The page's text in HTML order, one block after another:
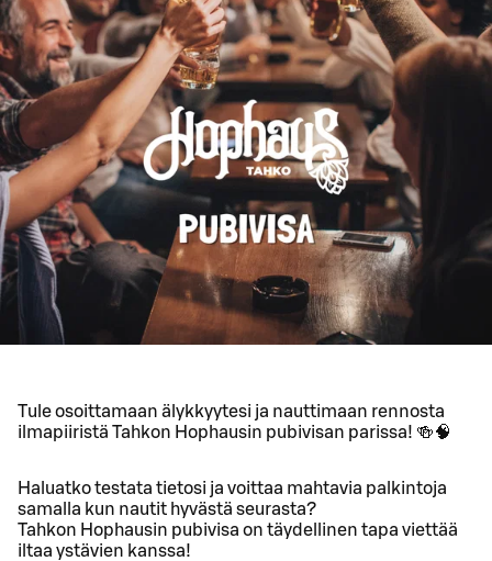
Tule osoittamaan älykkyytesi ja nauttimaan rennosta
ilmapiiristä Tahkon Hophausin pubivisan parissa! 🍻🧠
Haluatko testata tietosi ja voittaa mahtavia palkintoja
samalla kun nautit hyvästä seurasta?
Tahkon Hophausin pubivisa on täydellinen tapa viettää
iltaa ystävien kanssa!